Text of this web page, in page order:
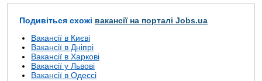
Подивіться схожі вакансії на порталі Jobs.ua
Вакансії в Києві
Вакансії в Дніпрі
Вакансії в Харкові
Вакансії у Львові
Вакансії в Одессі